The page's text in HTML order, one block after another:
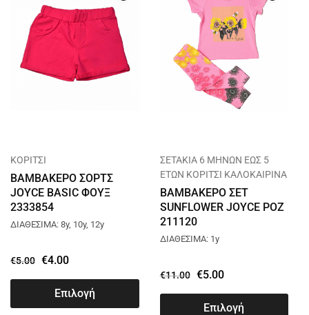
ΚΟΡΙΤΣΙ
ΒΑΜΒΑΚΕΡΟ ΣΟΡΤΣ
JOYCE BASIC ΦΟΥΞ
2333854
ΔΙΑΘΕΣΙΜΑ: 8y, 10y, 12y
€5.00 €4.00
Επιλογή
ΣΕΤΑΚΙΑ 6 ΜΗΝΩΝ ΕΩΣ 5
ΕΤΩΝ ΚΟΡΙΤΣΙ ΚΑΛΟΚΑΙΡΙΝΑ
ΒΑΜΒΑΚΕΡΟ ΣΕΤ
SUNFLOWER JOYCE ΡΟΖ
211120
ΔΙΑΘΕΣΙΜΑ: 1y
€11.00 €5.00
Επιλογή